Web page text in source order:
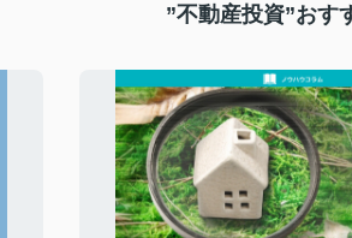
”不動産投資”おす